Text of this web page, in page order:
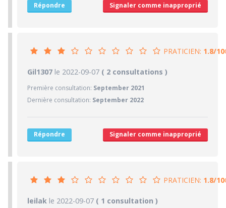
6/10 Stationnements alentours
Répondre Signaler comme inapproprié
PRATICIEN: 1.8/10
PRATICIEN1.8/10
1/10 Confiance accordée
1/10 Sympathie
5/10 Délai pour obtenir un 1er RDV
6/10 Desserte par les transports en commun
1/10 Stationnements alentours
Gil1307 le 2022-09-07 ( 2 consultations )
Première consultation: September 2021
Dernière consultation: September 2022
Répondre Signaler comme inapproprié
PRATICIEN: 1.8/10
PRATICIEN1.8/10
leilak le 2022-09-07 ( 1 consultation )